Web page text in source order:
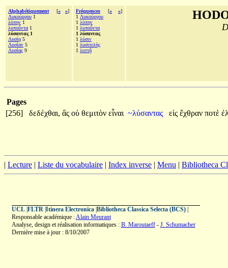
Alphabétiquement [« »]
Λυκούργου 1
λύπην 1
λυποῦντα 1
λύσαντας 1
Λυσίᾳ 5
Λυσίαν 5
Λυσίας 9
Fréquences [« »]
1 Λυκούργου
1 λύπην
1 λυποῦντα
1 λύσαντας
1 λύσιν
1 λυσιτελὴς
1 λυττᾷ
Pages
[256]
δεδέχθαι, ἃς οὐ θεμιτὸν εἶναι ~λύσαντας εἰς ἔχθραν ποτὲ
| Lecture | Liste du vocabulaire | Index inverse | Menu | Bibliotheca
UCL| FLTR| Itinera Electronica| Bibliotheca Classica Selecta (BCS)|
Responsable académique :Alain Meurant
Analyse, design et réalisation informatiques : B. Maroutaeff- J. Schumacher
Dernière mise à jour : 8/10/2007